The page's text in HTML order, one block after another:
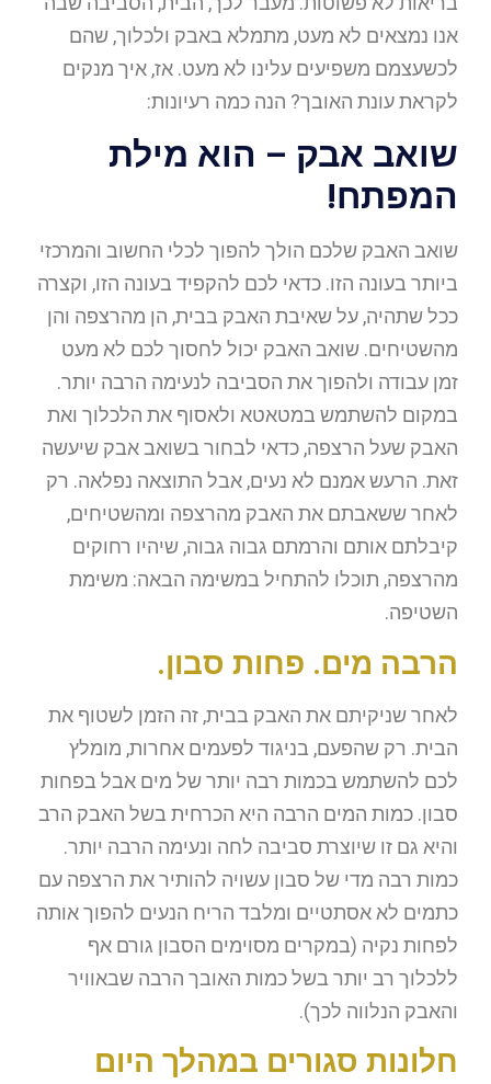
אנו נמצאים לא מעט, מתמלא באבק ולכלוך, שהם
לכשעצמם משפיעים עלינו לא מעט. אז, איך מנקים
לקראת עונת האובך? הנה כמה רעיונות:
שואב אבק – הוא מילת
המפתח!
שואב האבק שלכם הולך להפוך לכלי החשוב והמרכזי
ביותר בעונה הזו. כדאי לכם להקפיד בעונה הזו, וקצרה
ככל שתהיה, על שאיבת האבק בבית, הן מהרצפה והן
מהשטיחים. שואב האבק יכול לחסוך לכם לא מעט
זמן עבודה ולהפוך את הסביבה לנעימה הרבה יותר.
במקום להשתמש במטאטא ולאסוף את הלכלוך ואת
האבק שעל הרצפה, כדאי לבחור בשואב אבק שיעשה
זאת. הרעש אמנם לא נעים, אבל התוצאה נפלאה. רק
לאחר ששאבתם את האבק מהרצפה ומהשטיחים,
קיבלתם אותם והרמתם גבוה גבוה, שיהיו רחוקים
מהרצפה, תוכלו להתחיל במשימה הבאה: משימת
השטיפה.
הרבה מים. פחות סבון.
לאחר שניקיתם את האבק בבית, זה הזמן לשטוף את
הבית. רק שהפעם, בניגוד לפעמים אחרות, מומלץ
לכם להשתמש בכמות רבה יותר של מים אבל בפחות
סבון. כמות המים הרבה היא הכרחית בשל האבק הרב
והיא גם זו שיוצרת סביבה לחה ונעימה הרבה יותר.
כמות רבה מדי של סבון עשויה להותיר את הרצפה עם
כתמים לא אסתטיים ומלבד הריח הנעים להפוך אותה
לפחות נקיה (במקרים מסוימים הסבון גורם אף
ללכלוך רב יותר בשל כמות האובך הרבה שבאוויר
והאבק הנלווה לכך).
חלונות סגורים במהלך היום